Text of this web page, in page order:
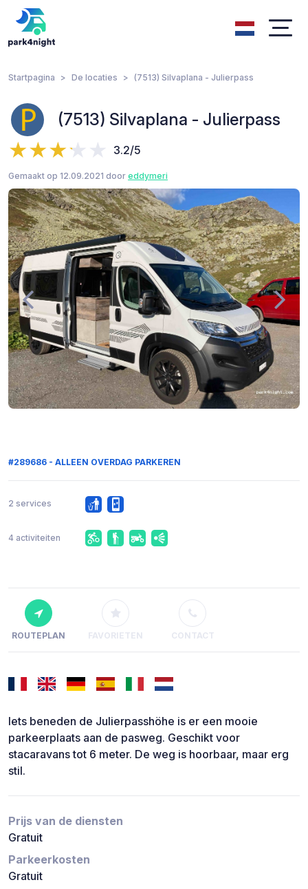
Startpagina De locaties (7513) Silvaplana - Julierpass
(7513) Silvaplana - Julierpass
3.2/5
Gemaakt op 12.09.2021 door eddymeri
#289686 - ALLEEN OVERDAG PARKEREN
2 services
4 activiteiten
ROUTEPLAN FAVORIETEN CONTACT
Iets beneden de Julierpasshöhe is er een mooie
parkeerplaats aan de pasweg. Geschikt voor
stacaravans tot 6 meter. De weg is hoorbaar, maar erg
stil.
Prijs van de diensten
Gratuit
Parkeerkosten
Gratuit